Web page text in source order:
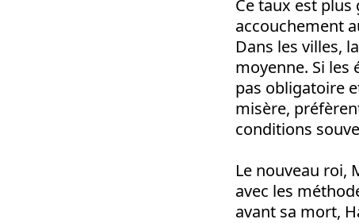
Ce taux est plus
accouchement
Dans les villes,
moyenne. Si les
pas obligatoire
misère,
conditions
Le nouveau roi,
avec les
avant sa mort,